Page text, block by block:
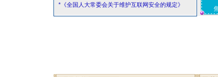
*《全国人大常委会关于维护互联网安全的规定》